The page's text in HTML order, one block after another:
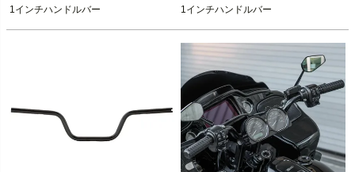
Arlen Ness（アレンネス）
1インチハンドルバー
Arlen Ness（アレンネス）
1インチハンドルバー